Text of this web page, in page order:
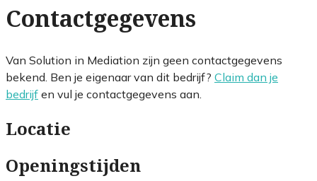
Contactgegevens
Van Solution in Mediation zijn geen contactgegevens
bekend. Ben je eigenaar van dit bedrijf? Claim dan je
bedrijf en vul je contactgegevens aan.
Locatie
Openingstijden